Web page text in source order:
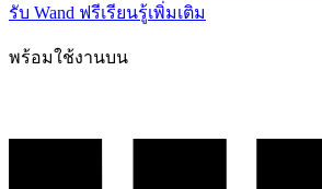
รับ Wand ฟรีเรียนรู้เพิ่มเติม
พร้อมใช้งานบน